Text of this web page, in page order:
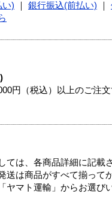
い) 銀行振込(前払い)
円（税込）以上のご注文
ては、各商品詳細に記載
送は商品がすべて揃って
ヤマト運輸」からお選び